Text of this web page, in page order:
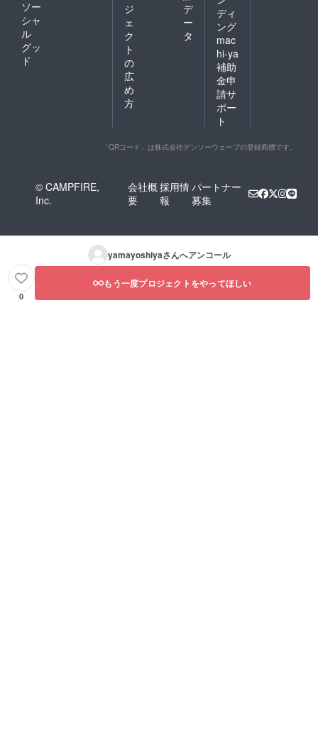
ソー
シャ
ル
グッ
ド
ジ
ェ
ク
ト
の
広
め
方
デ
ー
タ
ディ
ング
mac
hi-ya
補助
金申
請サ
ポー
ト
「QRコード」は株式会社デンソーウェーブの登録商標です。
© CAMPFIRE,
Inc.
会社概
要
採用情
報
パートナー
募集
yamayoshiyaさんへアンコール
0
もう一度プロジェクトをやってほしい